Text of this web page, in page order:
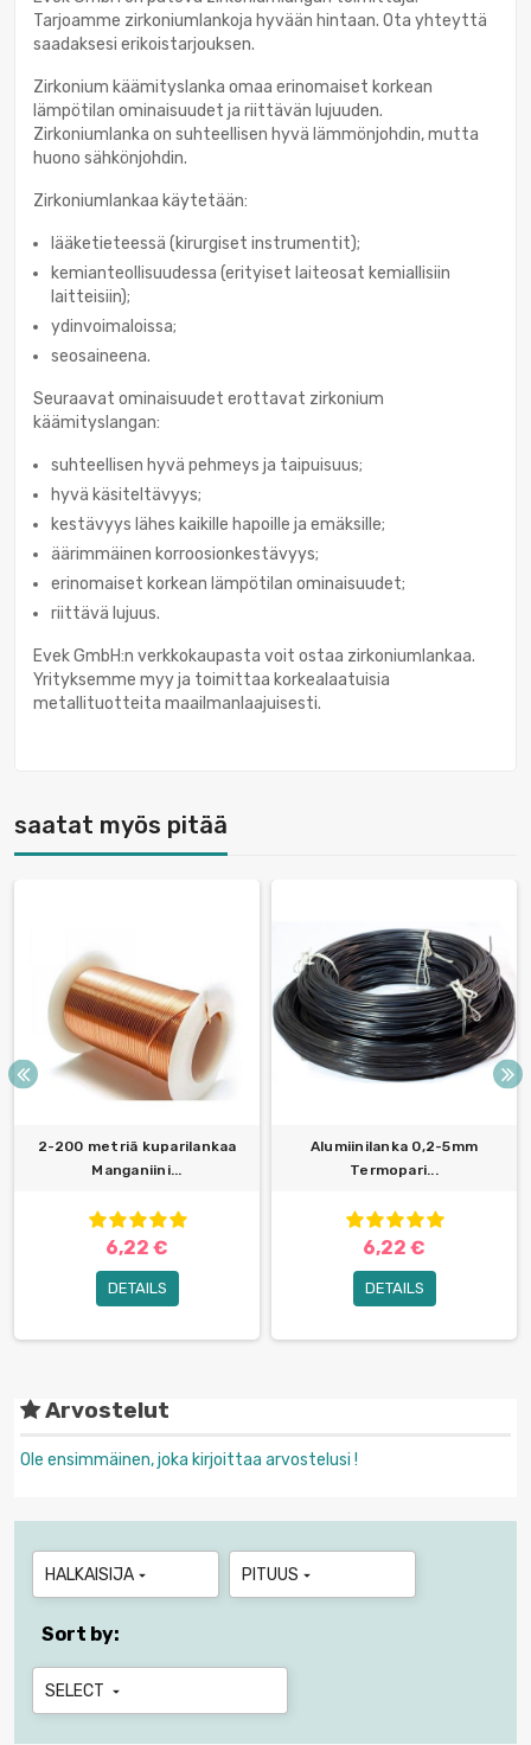
Tarjoamme zirkoniumlankoja hyvään hintaan. Ota yhteyttä
saadaksesi erikoistarjouksen.
Zirkonium käämityslanka omaa erinomaiset korkean
lämpötilan ominaisuudet ja riittävän lujuuden.
Zirkoniumlanka on suhteellisen hyvä lämmönjohdin, mutta
huono sähkönjohdin.
Zirkoniumlankaa käytetään:
lääketieteessä (kirurgiset instrumentit);
kemianteollisuudessa (erityiset laiteosat kemiallisiin
laitteisiin);
ydinvoimaloissa;
seosaineena.
Seuraavat ominaisuudet erottavat zirkonium
käämityslangan:
suhteellisen hyvä pehmeys ja taipuisuus;
hyvä käsiteltävyys;
kestävyys lähes kaikille hapoille ja emäksille;
äärimmäinen korroosionkestävyys;
erinomaiset korkean lämpötilan ominaisuudet;
riittävä lujuus.
Evek GmbH:n verkkokaupasta voit ostaa zirkoniumlankaa.
Yrityksemme myy ja toimittaa korkealaatuisia
metallituotteita maailmanlaajuisesti.
saatat myös pitää
2-200 metriä kuparilankaa
Manganiini...
6,22 €
DETAILS
Alumiinilanka 0,2-5mm
Termopari...
6,22 €
DETAILS
Arvostelut
Ole ensimmäinen, joka kirjoittaa arvostelusi !
HALKAISIJA  PITUUS 
Sort by:
SELECT 